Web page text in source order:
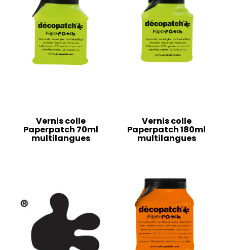
Vernis colle
Paperpatch 70ml
multilangues
Vernis colle
Paperpatch 180ml
multilangues